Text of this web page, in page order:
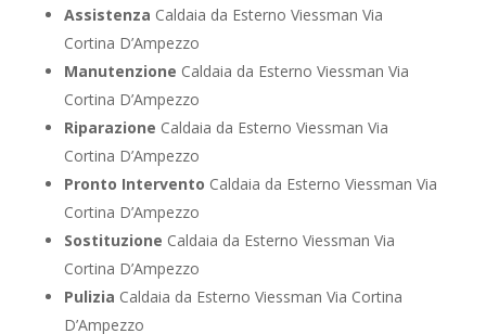
Assistenza Caldaia da Esterno Viessman Via
Cortina D’Ampezzo
Manutenzione Caldaia da Esterno Viessman Via
Cortina D’Ampezzo
Riparazione Caldaia da Esterno Viessman Via
Cortina D’Ampezzo
Pronto Intervento Caldaia da Esterno Viessman Via
Cortina D’Ampezzo
Sostituzione Caldaia da Esterno Viessman Via
Cortina D’Ampezzo
Pulizia Caldaia da Esterno Viessman Via Cortina
D’Ampezzo